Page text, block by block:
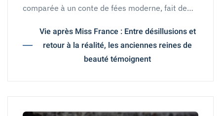
comparée à un conte de fées moderne, fait de…
Vie après Miss France : Entre désillusions et
retour à la réalité, les anciennes reines de
beauté témoignent